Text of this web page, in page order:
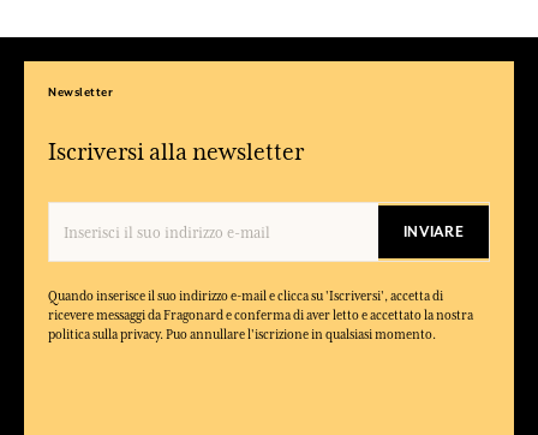
Newsletter
Iscriversi alla newsletter
INVIARE
Quando inserisce il suo indirizzo e-mail e clicca su 'Iscriversi', accetta di
ricevere messaggi da Fragonard e conferma di aver letto e accettato la nostra
politica sulla privacy. Puo annullare l'iscrizione in qualsiasi momento.